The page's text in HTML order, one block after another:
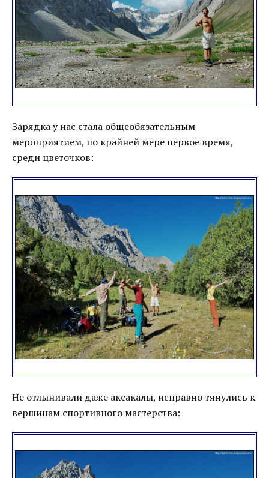
Зарядка у нас стала общеобязательным
мероприятием, по крайней мере первое время,
среди цветочков:
Не отлынивали даже аксакалы, исправно тянулись к
вершинам спортивного мастерства: